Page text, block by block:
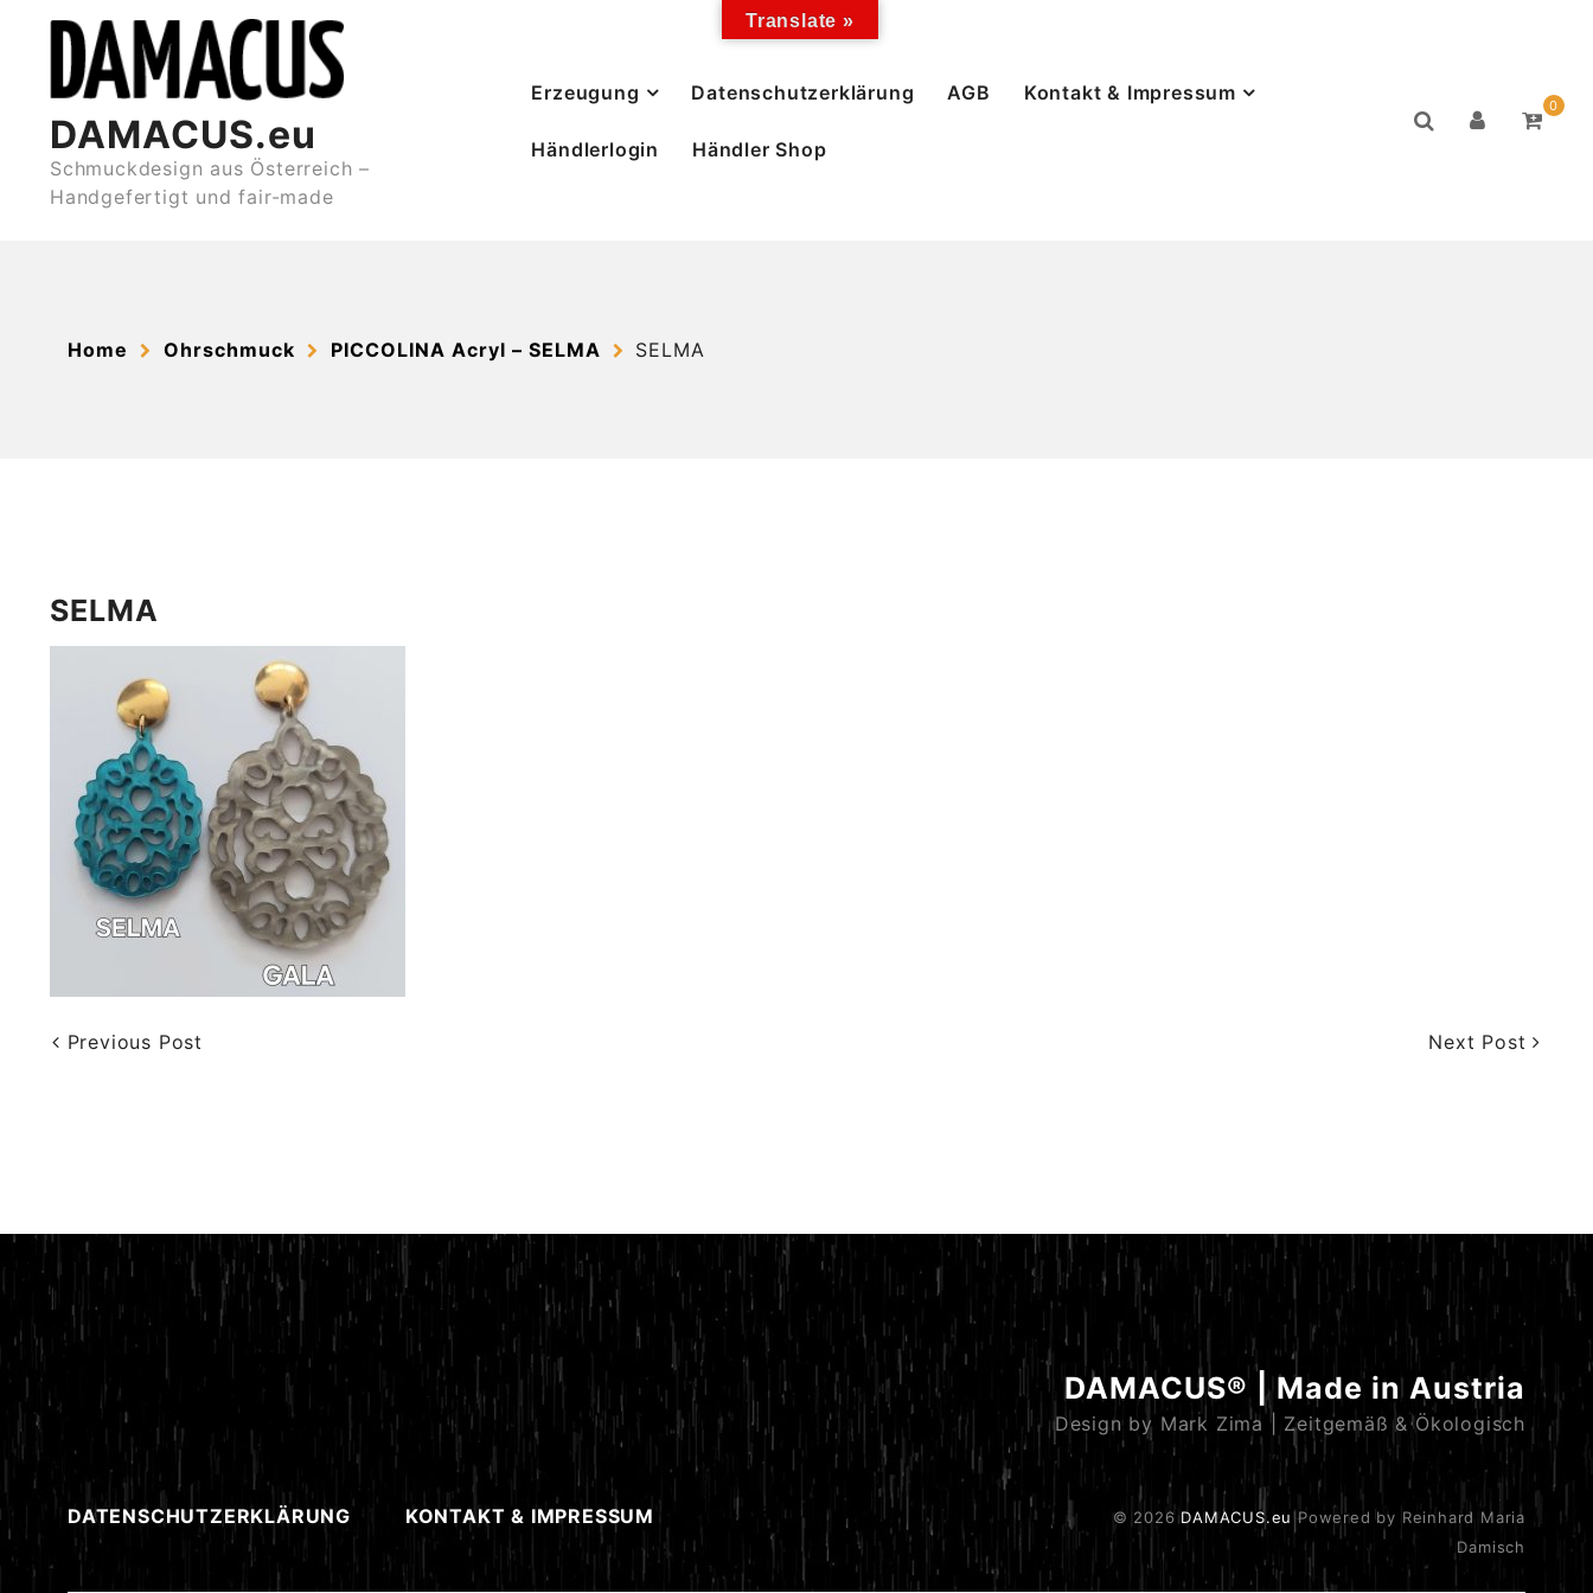
content
DAMACUS.eu
Schmuckdesign aus Österreich –
Handgefertigt und fair-made
Erzeugung Datenschutzerklärung AGB Kontakt & Impressum
Händlerlogin Händler Shop
0
Home Ohrschmuck PICCOLINA Acryl – SELMA SELMA
SELMA
Previous Post Next Post
DAMACUS® | Made in Austria
Design by Mark Zima | Zeitgemäß & Ökologisch
DATENSCHUTZERKLÄRUNG KONTAKT & IMPRESSUM © 2026 DAMACUS.eu Powered by Reinhard Maria
Damisch
Translate »